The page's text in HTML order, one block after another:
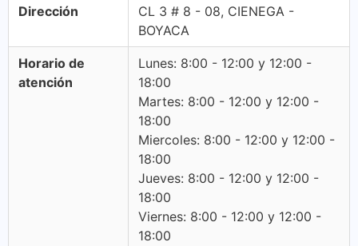
Dirección
CL 3 # 8 - 08, CIENEGA -
BOYACA
Horario de
atención
Lunes: 8:00 - 12:00 y 12:00 -
18:00
Martes: 8:00 - 12:00 y 12:00 -
18:00
Miercoles: 8:00 - 12:00 y 12:00 -
18:00
Jueves: 8:00 - 12:00 y 12:00 -
18:00
Viernes: 8:00 - 12:00 y 12:00 -
18:00